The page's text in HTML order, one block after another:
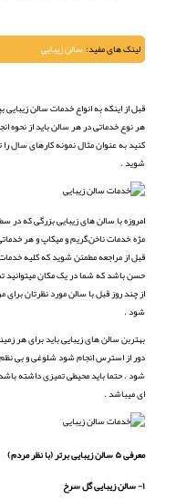
لینک های مفید: سالن زیبایی
قبل از اینکه به انواع خدمات سالن
هر نوع خدماتی در هر سالن باید از نحوه
کنید به عنوان مثال نمونه کارهای سال
شوید .
امروزه با سالن های زیبایی بزرگی که در
مژه ,خدمات ناخن,گریم و میکاپ و هر
قبل از مراجعه مطمئن شوید که کلیه
حسن باشد که شما در یک مکان میتوانید
از چند روز قبل با سالن مورد نظرتان
شود .
بهتربن سالن های زیبایی باید برای هر
دور از استرس انجام شود شلوغی و بی
شود . حتما باید محیطی تمیزی داشته
ای میباشد .
معرفی ۵ سالن زیبایی برتر (با نظر مردم)
۱- سالن زیبایی گل سرخ